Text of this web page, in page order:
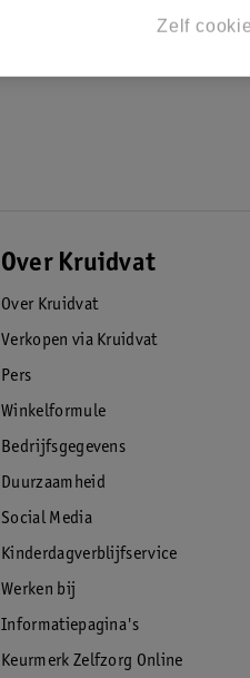
Over Kruidvat
Over Kruidvat
Verkopen via Kruidvat
Pers
Winkelformule
Bedrijfsgegevens
Duurzaamheid
Social Media
Kinderdagverblijfservice
Werken bij
Informatiepagina's
Keurmerk Zelfzorg Online
Zelf